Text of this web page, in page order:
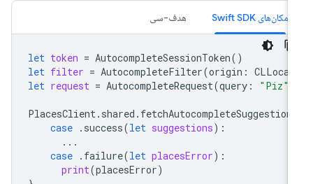
مکان‌های Swift SDK هدف-سی
let token = AutocompleteSessionToken
let filter = AutocompleteFilter(origin:
let request = AutocompleteRequest(query : "Piz"
PlacesClient.shared.
case .success( let suggestions
case .failure( let placesError
print(placesError